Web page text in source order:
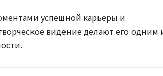
успешной карьеры и
видение делают его одним